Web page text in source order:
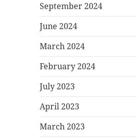
September 2024
June 2024
March 2024
February 2024
July 2023
April 2023
March 2023